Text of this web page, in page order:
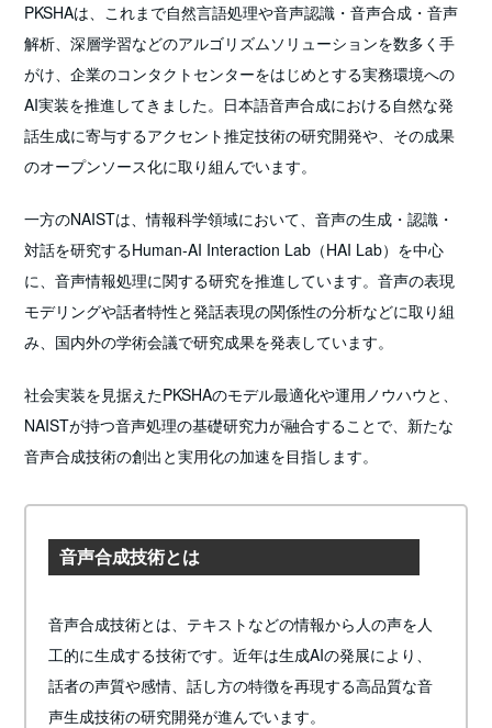
PKSHAは、これまで自然言語処理や音声認識・音声合成・音声
解析、深層学習などのアルゴリズムソリューションを数多く手
がけ、企業のコンタクトセンターをはじめとする実務環境への
AI実装を推進してきました。日本語音声合成における自然な発
話生成に寄与するアクセント推定技術の研究開発や、その成果
のオープンソース化に取り組んでいます。
一方のNAISTは、情報科学領域において、音声の生成・認識・
対話を研究するHuman-AI Interaction Lab（HAI Lab）を中心
に、音声情報処理に関する研究を推進しています。音声の表現
モデリングや話者特性と発話表現の関係性の分析などに取り組
み、国内外の学術会議で研究成果を発表しています。
社会実装を見据えたPKSHAのモデル最適化や運用ノウハウと、
NAISTが持つ音声処理の基礎研究力が融合することで、新たな
音声合成技術の創出と実用化の加速を目指します。
音声合成技術とは
音声合成技術とは、テキストなどの情報から人の声を人
工的に生成する技術です。近年は生成AIの発展により、
話者の声質や感情、話し方の特徴を再現する高品質な音
声生成技術の研究開発が進んでいます。